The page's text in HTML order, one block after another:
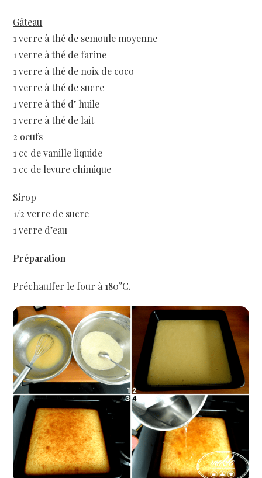
Gâteau
1 verre à thé de semoule moyenne
1 verre à thé de farine
1 verre à thé de noix de coco
1 verre à thé de sucre
1 verre à thé d’ huile
1 verre à thé de lait
2 oeufs
1 cc de vanille liquide
1 cc de levure chimique
Sirop
1/2 verre de sucre
1 verre d’eau
Préparation
Préchauffer le four à 180°C.